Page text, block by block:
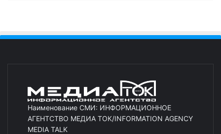
Наименование СМИ: ИНФОРМАЦИОННОЕ
АГЕНТСТВО МЕДИА ТОК/INFORMATION AGENCY
MEDIA TALK